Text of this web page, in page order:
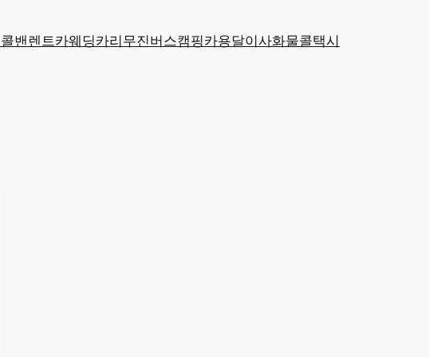
콜밴 렌트카웨딩카리무진버스캠핑카용달이사화물콜택시